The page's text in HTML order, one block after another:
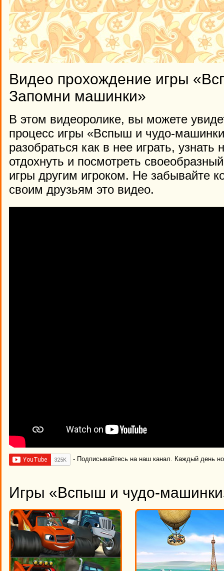
Видео прохождение игры
Запомни машинки»
В этом видеоролике, вы можете
процесс игры «Вспыш и чудо-
разобраться как в нее играть,
отдохнуть и посмотреть
игры другим игроком. Не забывайте
своим друзьям это видео.
- Подписывайтесь на наш канал. Каждый день
Игры «Вспыш и чудо-